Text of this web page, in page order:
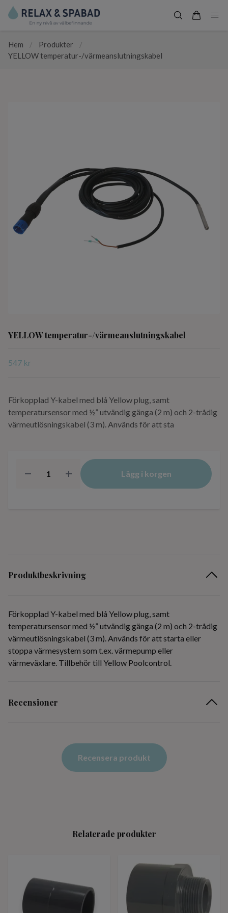
Hem / Produkter
/
YELLOW temperatur-/värmeanslutningskabel
YELLOW temperatur-/värmeanslutningskabel
547 kr
Förkopplad Y-kabel med blå Yellow plug, samt
temperatursensor med ½” utvändig gänga (2 m) och 2-trådig
värmeutlösningskabel (3 m). Används för att sta
Lägg i korgen
Produktbeskrivning
Förkopplad Y-kabel med blå Yellow plug, samt
temperatursensor med ½” utvändig gänga (2 m) och 2-trådig
värmeutlösningskabel (3 m). Används för att starta eller
stoppa värmesystem som t.ex. värmepump eller
värmeväxlare. Tillbehör till Yellow Poolcontrol.
Recensioner
Recensera produkt
Relaterade produkter